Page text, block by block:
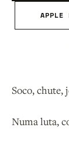
APPLE
Soco, chute,
Numa luta,